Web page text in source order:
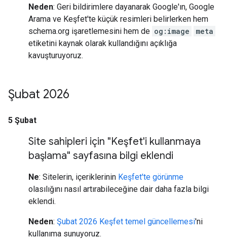
Neden: Geri bildirimlere dayanarak Google'ın, Google
Arama ve Keşfet'te küçük resimleri belirlerken hem
schema.org işaretlemesini hem de og:image
meta
etiketini kaynak olarak kullandığını açıklığa
kavuşturuyoruz.
Şubat 2026
5 Şubat
Site sahipleri için "Keşfet'i kullanmaya
başlama" sayfasına bilgi eklendi
Ne: Sitelerin, içeriklerinin Keşfet'te görünme
olasılığını nasıl artırabileceğine dair daha fazla bilgi
eklendi.
Neden: Şubat 2026 Keşfet temel güncellemesi'ni
kullanıma sunuyoruz.